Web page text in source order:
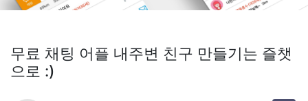
무료 채팅 어플 내주변 친구 만들기는 즐챗
으로 :)